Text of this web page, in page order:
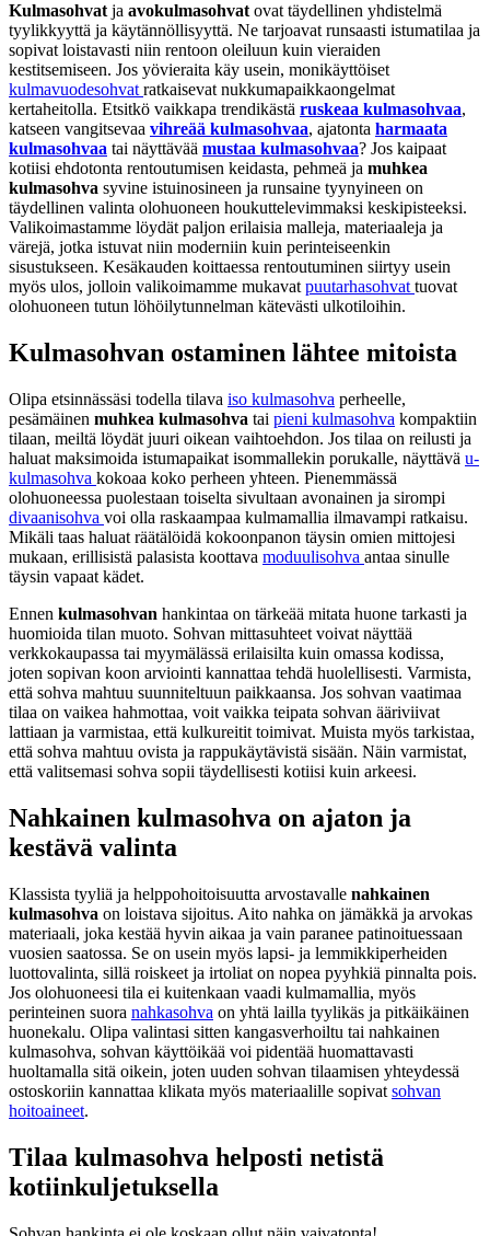
Kulmasohvat ja avokulmasohvat ovat täydellinen yhdistelmä
tyylikkyyttä ja käytännöllisyyttä. Ne tarjoavat runsaasti istumatilaa ja
sopivat loistavasti niin rentoon oleiluun kuin vieraiden
kestitsemiseen. Jos yövieraita käy usein, monikäyttöiset
kulmavuodesohvat ratkaisevat nukkumapaikkaongelmat
kertaheitolla. Etsitkö vaikkapa trendikästä ruskeaa kulmasohvaa,
katseen vangitsevaa vihreää kulmasohvaa, ajatonta harmaata
kulmasohvaa tai näyttävää mustaa kulmasohvaa? Jos kaipaat
kotiisi ehdotonta rentoutumisen keidasta, pehmeä ja muhkea
kulmasohva syvine istuinosineen ja runsaine tyynyineen on
täydellinen valinta olohuoneen houkuttelevimmaksi keskipisteeksi.
Valikoimastamme löydät paljon erilaisia malleja, materiaaleja ja
värejä, jotka istuvat niin moderniin kuin perinteiseenkin
sisustukseen. Kesäkauden koittaessa rentoutuminen siirtyy usein
myös ulos, jolloin valikoimamme mukavat puutarhasohvat tuovat
olohuoneen tutun löhöilytunnelman kätevästi ulkotiloihin.
Kulmasohvan ostaminen lähtee mitoista
Olipa etsinnässäsi todella tilava iso kulmasohva perheelle,
pesämäinen muhkea kulmasohva tai pieni kulmasohva kompaktiin
tilaan, meiltä löydät juuri oikean vaihtoehdon. Jos tilaa on reilusti ja
haluat maksimoida istumapaikat isommallekin porukalle, näyttävä u-
kulmasohva kokoaa koko perheen yhteen. Pienemmässä
olohuoneessa puolestaan toiselta sivultaan avonainen ja sirompi
divaanisohva voi olla raskaampaa kulmamallia ilmavampi ratkaisu.
Mikäli taas haluat räätälöidä kokoonpanon täysin omien mittojesi
mukaan, erillisistä palasista koottava moduulisohva antaa sinulle
täysin vapaat kädet.
Ennen kulmasohvan hankintaa on tärkeää mitata huone tarkasti ja
huomioida tilan muoto. Sohvan mittasuhteet voivat näyttää
verkkokaupassa tai myymälässä erilaisilta kuin omassa kodissa,
joten sopivan koon arviointi kannattaa tehdä huolellisesti. Varmista,
että sohva mahtuu suunniteltuun paikkaansa. Jos sohvan vaatimaa
tilaa on vaikea hahmottaa, voit vaikka teipata sohvan ääriviivat
lattiaan ja varmistaa, että kulkureitit toimivat. Muista myös tarkistaa,
että sohva mahtuu ovista ja rappukäytävistä sisään. Näin varmistat,
että valitsemasi sohva sopii täydellisesti kotiisi kuin arkeesi.
Nahkainen kulmasohva on ajaton ja
kestävä valinta
Klassista tyyliä ja helppohoitoisuutta arvostavalle nahkainen
kulmasohva on loistava sijoitus. Aito nahka on jämäkkä ja arvokas
materiaali, joka kestää hyvin aikaa ja vain paranee patinoituessaan
vuosien saatossa. Se on usein myös lapsi- ja lemmikkiperheiden
luottovalinta, sillä roiskeet ja irtoliat on nopea pyyhkiä pinnalta pois.
Jos olohuoneesi tila ei kuitenkaan vaadi kulmamallia, myös
perinteinen suora nahkasohva on yhtä lailla tyylikäs ja pitkäikäinen
huonekalu. Olipa valintasi sitten kangasverhoiltu tai nahkainen
kulmasohva, sohvan käyttöikää voi pidentää huomattavasti
huoltamalla sitä oikein, joten uuden sohvan tilaamisen yhteydessä
ostoskoriin kannattaa klikata myös materiaalille sopivat sohvan
hoitoaineet.
Tilaa kulmasohva helposti netistä
kotiinkuljetuksella